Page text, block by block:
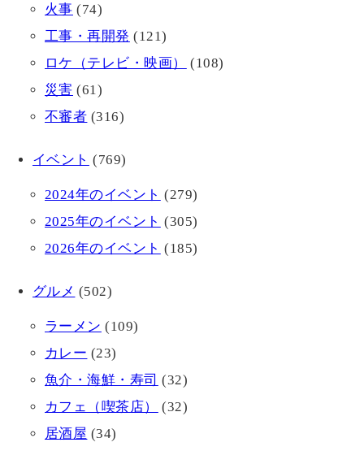
火事 (74)
工事・再開発 (121)
ロケ（テレビ・映画）
(108)
災害 (61)
不審者 (316)
イベント (769)
2024年のイベント (279)
2025年のイベント (305)
2026年のイベント (185)
グルメ (502)
ラーメン (109)
カレー (23)
魚介・海鮮・寿司 (32)
カフェ（喫茶店）
(32)
居酒屋 (34)